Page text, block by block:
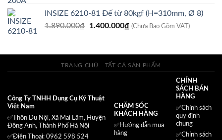
là:
1.090.000₫.
tại
là:
INSIZE 6210-81 Đế từ 80kgf (H=310mm, Ø 8)
1.890.000₫
Giá
1.890.000₫.
1.400.000₫Giá
là:
1.400.000₫.
(Chưa Bao Gồm VAT)
TRANG CHỦ TẤT CẢ SẢN PHẨM
Công Ty TNHH Dụng Cụ Kỹ Thuật
Việt Nam
✅Thôn Du Nội, Xã Mai Lâm, Huyện
Đông Anh, Thành Phố Hà Nội
✅Điện Thoại: 0962 598 524
CHĂM SÓC
KHÁCH HÀNG
✅Hướng dẫn mua
hàng
CHÍNH
SÁCH BÁN
HÀNG
✅Chính sách
quy định
chung
✅Chính sách